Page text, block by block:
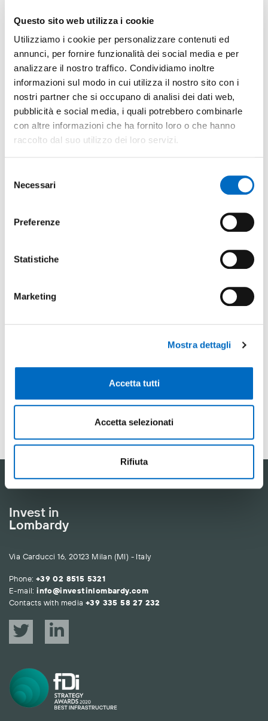
Questo sito web utilizza i cookie
Utilizziamo i cookie per personalizzare contenuti ed
annunci, per fornire funzionalità dei social media e per
analizzare il nostro traffico. Condividiamo inoltre
informazioni sul modo in cui utilizza il nostro sito con i
nostri partner che si occupano di analisi dei dati web,
pubblicità e social media, i quali potrebbero combinarle
con altre informazioni che ha fornito loro o che hanno
raccolto dal suo utilizzo dei loro servizi.
delNecessari
Preferenze
Statistiche
Marketing
Mostra dettagli
Accetta tutti
Accetta selezionati
Rifiuta
oriented market has paved the way for the
development of existing businesses and the
foundation of new ones.
Image:
There are currently no items in this folder.
If you have any questions, do not hesitate to
CONTACT US
Invest in
Lombardy
Via Carducci 16, 20123 Milan (MI) - Italy
Phone: +39 02 8515 5321
E-mail: info@investinlombardy.com
Contacts with media +39 335 58 27 232